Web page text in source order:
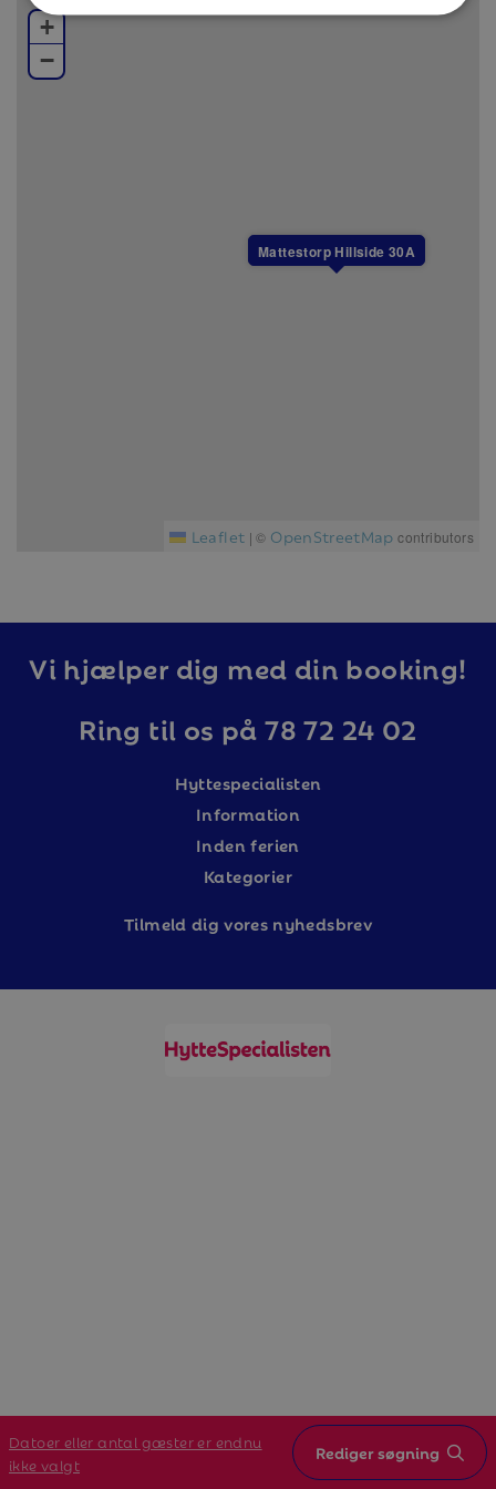
utkört till boendet helt kostnadsfritt.
Datoer eller antal gæster er endnu
ikke valgt
Rediger søgning
Mattestorp Hillside 30A
+
−
Leaflet | © OpenStreetMap contributors
Vi hjælper dig med din booking!
Ring til os på 78 72 24 02
Hyttespecialisten
Information
Inden ferien
Kategorier
Tilmeld dig vores nyhedsbrev